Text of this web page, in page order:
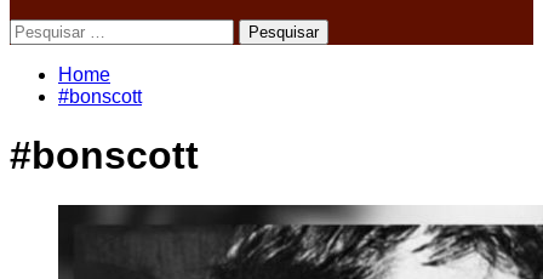
Pesquisar
por:
Home
#bonscott
#bonscott